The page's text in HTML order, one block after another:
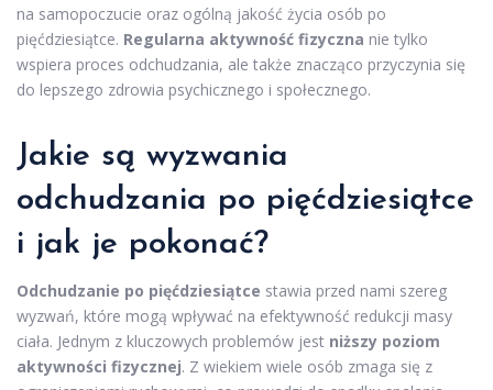
na samopoczucie oraz ogólną jakość życia osób po
pięćdziesiątce. Regularna aktywność fizyczna nie tylko
wspiera proces odchudzania, ale także znacząco przyczynia się
do lepszego zdrowia psychicznego i społecznego.
Jakie są wyzwania
odchudzania po pięćdziesiątce
i jak je pokonać?
Odchudzanie po pięćdziesiątce stawia przed nami szereg
wyzwań, które mogą wpływać na efektywność redukcji masy
ciała. Jednym z kluczowych problemów jest niższy poziom
aktywności fizycznej. Z wiekiem wiele osób zmaga się z